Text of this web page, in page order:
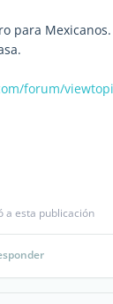
para
forum/
a esta publicación